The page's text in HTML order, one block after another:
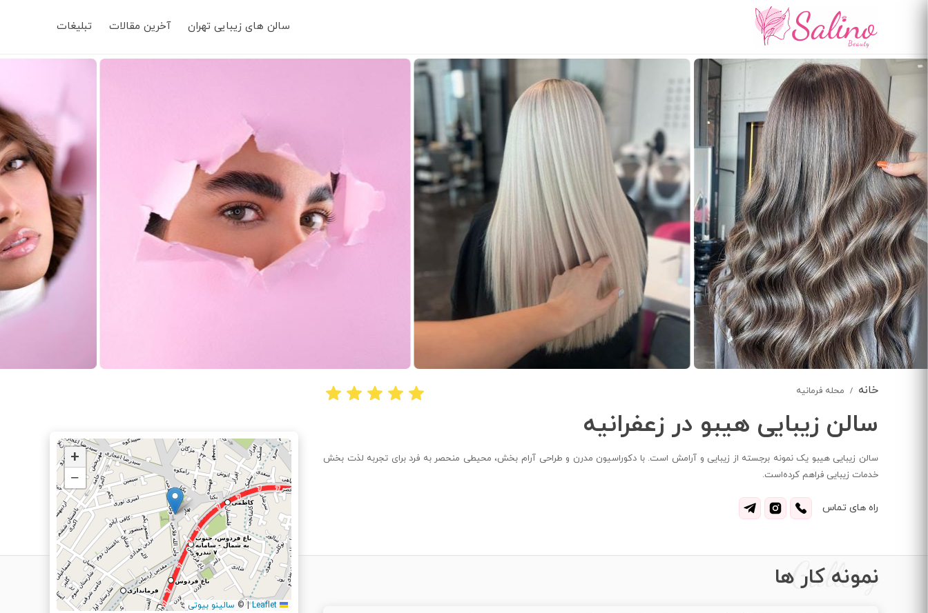
اصلی
Main
سالن های زیبایی تهران آخرین مقالات تبلیغات
خانه محله فرمانیه
سالن زیبایی هیبو در زعفرانیه
سالن زیبایی هیبو یک نمونه برجسته از زیبایی و آرامش است. با دکوراسیون مدرن و طراحی آرام بخش، محیطی منحصر به فرد برای تجربه لذت بخش
خدمات زیبایی فراهم کرده‌است.
راه های تماس
Gallery
نمونه کار ها
+
−
|
© سالینو بیوتی